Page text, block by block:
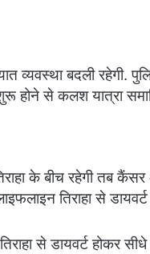
व्यवस्था बदली रहेगी.
होने से कलश यात्रा
के बीच रहेगी तब
तिराहा से डायवर्ट
से डायवर्ट होकर